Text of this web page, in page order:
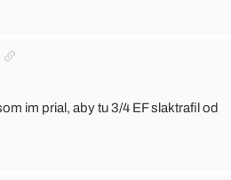
im prial, aby tu 3/4 EF slaktrafil od